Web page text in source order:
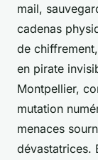
mail,
cadenas
de
en pirate
Montpellier,
mutation
menaces
dévastatrices.